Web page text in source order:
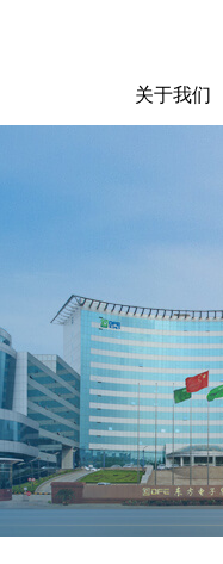
关于我们